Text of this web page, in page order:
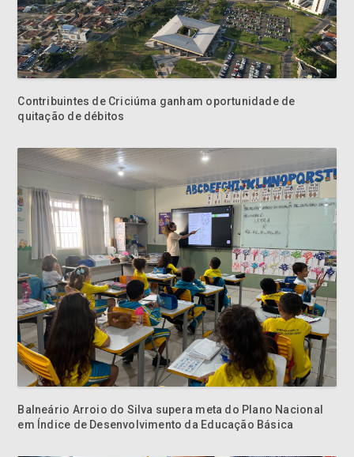
Contribuintes de Criciúma ganham oportunidade de
quitação de débitos
Balneário Arroio do Silva supera meta do Plano Nacional
em Índice de Desenvolvimento da Educação Básica